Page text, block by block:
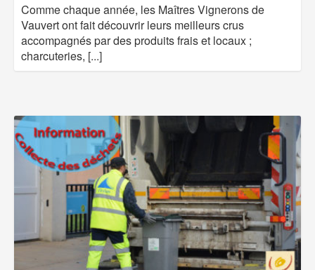
Comme chaque année, les Maîtres Vignerons de
Vauvert ont fait découvrir leurs meilleurs crus
accompagnés par des produits frais et locaux ;
charcuteries, [...]